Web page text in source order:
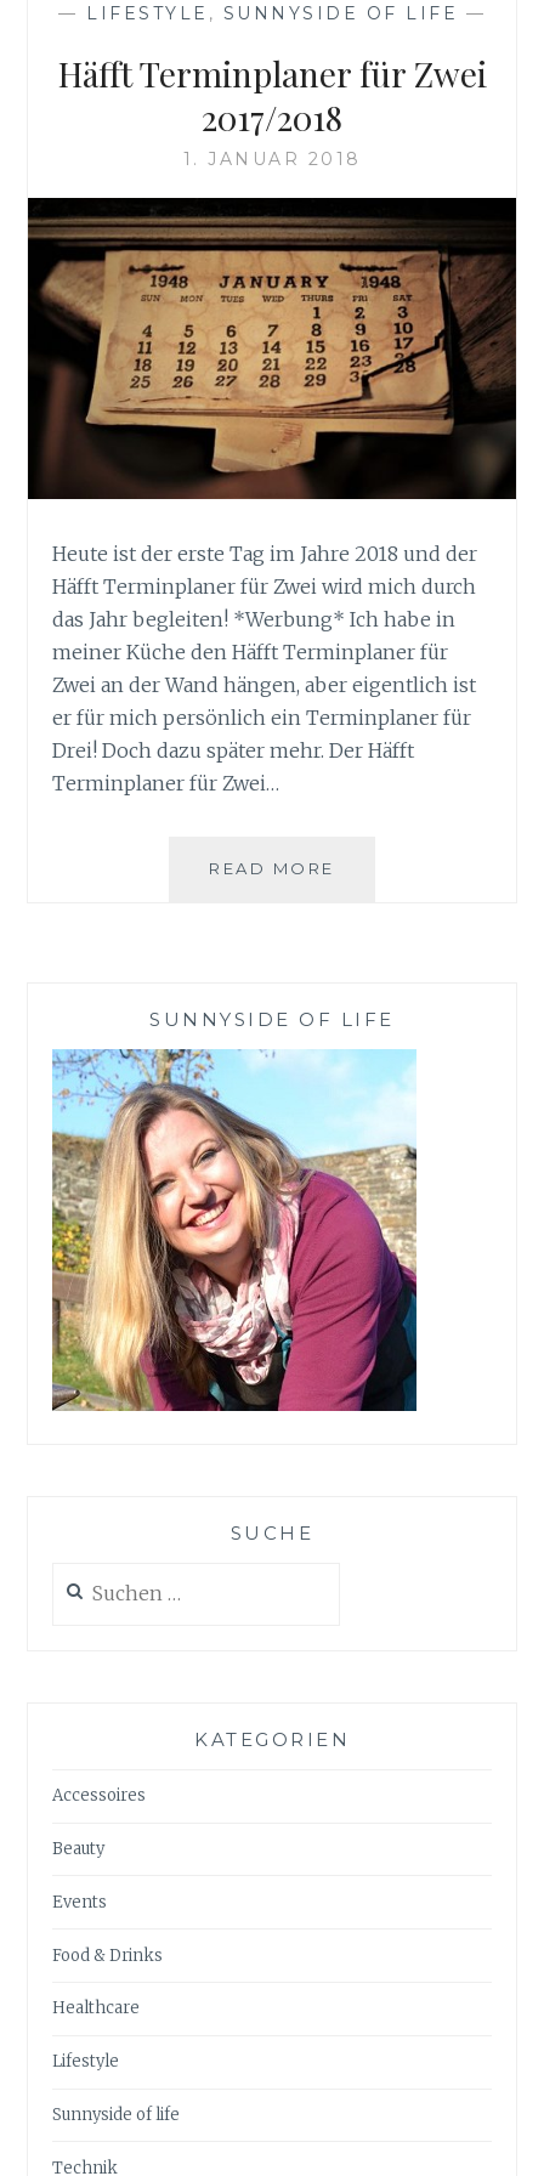
— LIFESTYLE , SUNNYSIDE OF LIFE —
Häfft Terminplaner für Zwei
2017/2018
1. JANUAR 2018
Heute ist der erste Tag im Jahre 2018 und der
Häfft Terminplaner für Zwei wird mich durch
das Jahr begleiten! *Werbung* Ich habe in
meiner Küche den Häfft Terminplaner für
Zwei an der Wand hängen, aber eigentlich ist
er für mich persönlich ein Terminplaner für
Drei! Doch dazu später mehr. Der Häfft
Terminplaner für Zwei…
READ MORE
SUNNYSIDE OF LIFE
SUCHE
nach:
KATEGORIEN
Accessoires
Beauty
Events
Food & Drinks
Healthcare
Lifestyle
Sunnyside of life
Technik